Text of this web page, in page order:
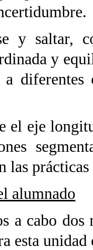
y saltar,
y
a
el eje
las
alumnado
cabo dos
esta